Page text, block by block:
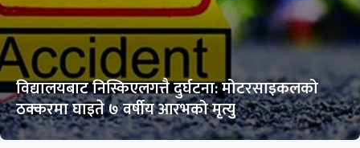
विद्यालयबाट निस्किएलगत्तै दुर्घटना: मोटरसाइकलको
ठक्करमा घाइते ७ वर्षीय आरभको मृत्यु